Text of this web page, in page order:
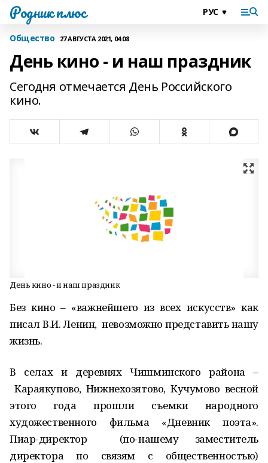
Родник плюс
Общество 27 АВГУСТА 2021, 04:08
День кино - и наш праздник
Сегодня отмечается День Российского
кино.
День кино - и наш праздник
Без кино – «важнейшего из всех искусств» как
писал В.И. Ленин, невозможно представить нашу
жизнь.
В селах и деревнях Чишминского района –
Караякупово, Нижнехозятово, Кучумово весной
этого года прошли съемки народного
художественного фильма «Дневник поэта».
Пиар-директор (по-нашему заместитель
директора по связям с общественностью)